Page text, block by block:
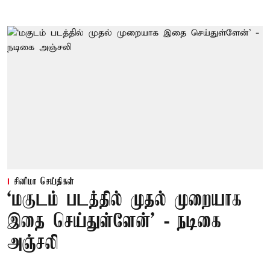
சினிமா செய்திகள்
‘மகுடம் படத்தில் முதல் முறையாக
இதை செய்துள்ளேன்’ - நடிகை
அஞ்சலி